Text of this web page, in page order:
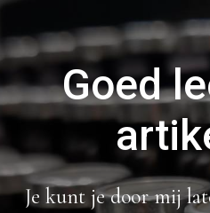
Goed
Je kunt je door mij